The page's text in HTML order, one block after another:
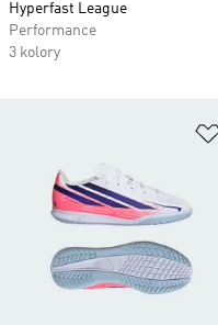
Hyperfast League
Performance
3 kolory